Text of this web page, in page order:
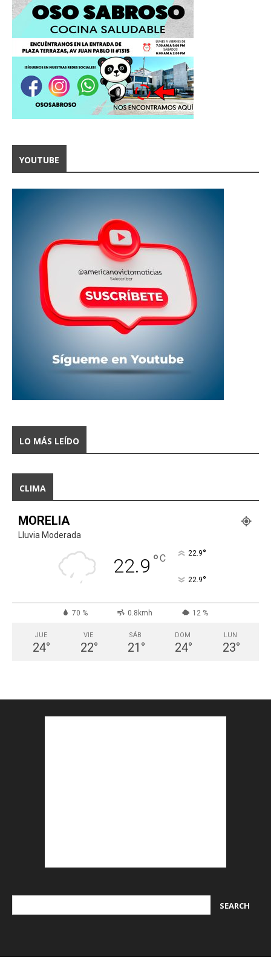
YOUTUBE
LO MÁS LEÍDO
CLIMA
MORELIA
Lluvia Moderada
22.9 °C 22.9°
22.9°
70 % 0.8kmh 12 %
JUE
24°
VIE
22°
SÁB
21 °
DOM
24°
LUN
23°